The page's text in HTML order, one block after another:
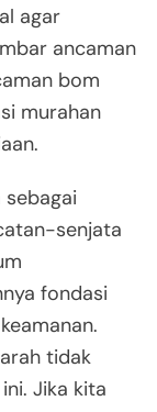
agar
ancaman
bom
murahan
sebagai
senjata
fondasi
tidak
Jika kita